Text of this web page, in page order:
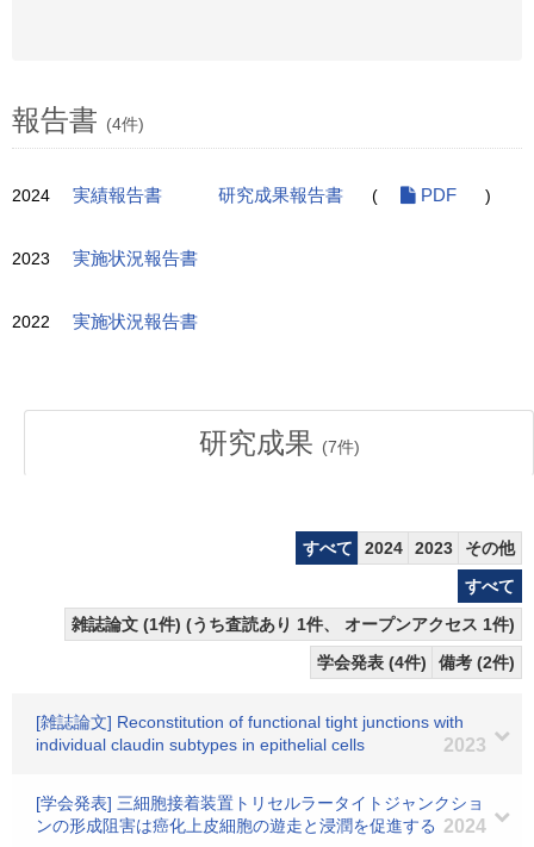
報告書 (4件)
2024 実績報告書 研究成果報告書 ( PDF )
2023 実施状況報告書
2022 実施状況報告書
研究成果 (7件)
すべて 2024 2023
その他
すべて
雑誌論文 (1件) (うち査読あり 1件、 オープンアクセス 1件)
学会発表 (4件)
備考 (2件)
[雑誌論文] Reconstitution of functional tight junctions with
individual claudin subtypes in epithelial cells
2023
[学会発表] 三細胞接着装置トリセルラータイトジャンクショ
ンの形成阻害は癌化上皮細胞の遊走と浸潤を促進する 2024